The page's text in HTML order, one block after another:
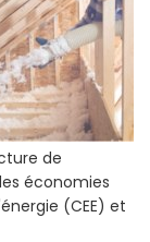
de
économies
(CEE) et